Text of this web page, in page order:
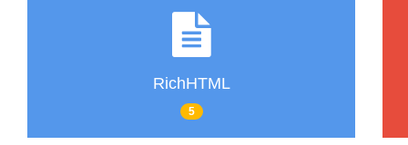
RichHTML
5